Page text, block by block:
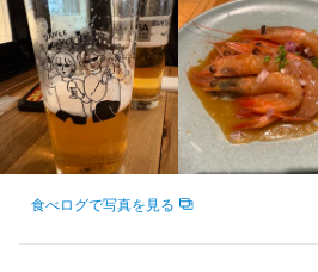
食べログで写真を見る
店名
居酒屋 ホドケバ
勤務地
東京都目黒区鷹番3-3-19 オガワビル 2F
法人名・事業者名
株式会社アオギリコーポレーション
最終更新日2025/09/22